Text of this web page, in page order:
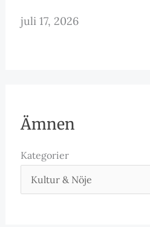
juli 17, 2026
Ämnen
Kategorier